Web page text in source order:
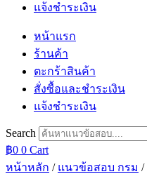
แจ้งชำระเงิน
หน้าแรก
ร้านค้า
ตะกร้าสินค้า
สั่งซื้อและชำระเงิน
แจ้งชำระเงิน
Search
฿0 0 Cart
หน้าหลัก / แนวข้อสอบ กรม /